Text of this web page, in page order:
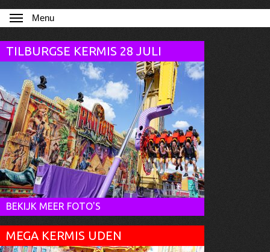
Menu
TILBURGSE KERMIS 28 JULI
BEKIJK MEER FOTO'S
MEGA KERMIS UDEN